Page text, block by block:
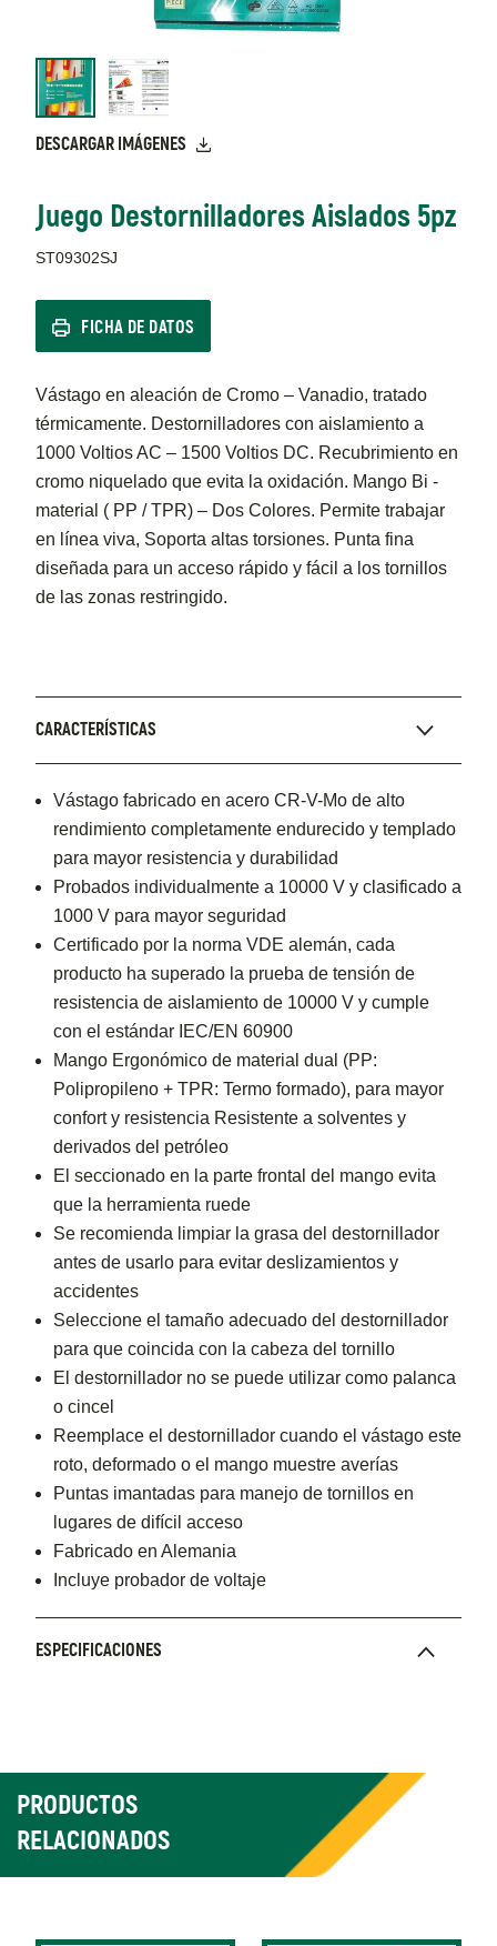
DESCARGAR IMÁGENES
Juego Destornilladores Aislados 5pz
ST09302SJ
FICHA DE DATOS
Vástago en aleación de Cromo – Vanadio, tratado
térmicamente. Destornilladores con aislamiento a
1000 Voltios AC – 1500 Voltios DC. Recubrimiento en
cromo niquelado que evita la oxidación. Mango Bi -
material ( PP / TPR) – Dos Colores. Permite trabajar
en línea viva, Soporta altas torsiones. Punta fina
diseñada para un acceso rápido y fácil a los tornillos
de las zonas restringido.
CARACTERÍSTICAS
Vástago fabricado en acero CR-V-Mo de alto
rendimiento completamente endurecido y templado
para mayor resistencia y durabilidad
Probados individualmente a 10000 V y clasificado a
1000 V para mayor seguridad
Certificado por la norma VDE alemán, cada
producto ha superado la prueba de tensión de
resistencia de aislamiento de 10000 V y cumple
con el estándar IEC/EN 60900
Mango Ergonómico de material dual (PP:
Polipropileno + TPR: Termo formado), para mayor
confort y resistencia Resistente a solventes y
derivados del petróleo
El seccionado en la parte frontal del mango evita
que la herramienta ruede
Se recomienda limpiar la grasa del destornillador
antes de usarlo para evitar deslizamientos y
accidentes
Seleccione el tamaño adecuado del destornillador
para que coincida con la cabeza del tornillo
El destornillador no se puede utilizar como palanca
o cincel
Reemplace el destornillador cuando el vástago este
roto, deformado o el mango muestre averías
Puntas imantadas para manejo de tornillos en
lugares de difícil acceso
Fabricado en Alemania
Incluye probador de voltaje
ESPECIFICACIONES
PRODUCTOS
RELACIONADOS